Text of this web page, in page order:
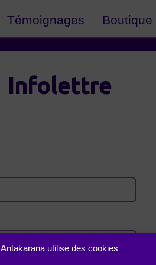
Antakarana utilise des cookies
Témoignages Boutique
Infolettre